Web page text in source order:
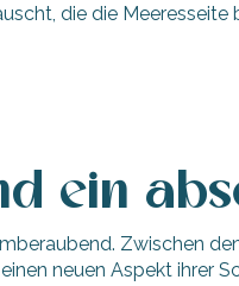
die die Meeresseite
ein
Zwischen
neuen Aspekt ihrer